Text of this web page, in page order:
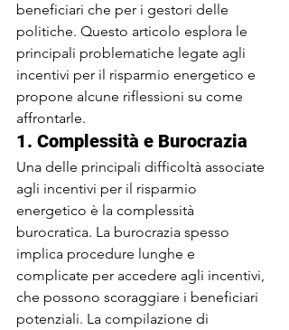
beneficiari che per i gestori delle
politiche. Questo articolo esplora le
principali problematiche legate agli
incentivi per il risparmio energetico e
propone alcune riflessioni su come
affrontarle.
1. Complessità e Burocrazia
Una delle principali difficoltà associate
agli incentivi per il risparmio
energetico è la complessità
burocratica. La burocrazia spesso
implica procedure lunghe e
complicate per accedere agli incentivi,
che possono scoraggiare i beneficiari
potenziali. La compilazione di